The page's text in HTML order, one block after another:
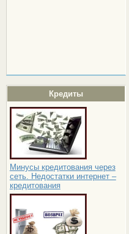
Кредиты
Минусы кредитования через
сеть. Недостатки интернет –
кредитования